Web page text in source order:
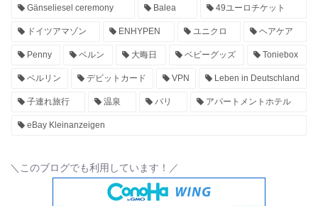
Gänseliesel ceremony Balea 49ユーロチケット
ドイツアマゾン ENHYPEN ユニクロ ヘアケア
Penny ベルン 大晦日 ベビーグッズ Toniebox
ベルリン デビットカード VPN Leben in Deutschland
子連れ旅行 温泉 パリ アパートメントホテル
eBay Kleinanzeigen
＼このブログでも利用しています！／